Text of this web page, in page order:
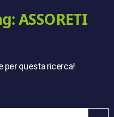
ASSORETI
per questa ricerca!